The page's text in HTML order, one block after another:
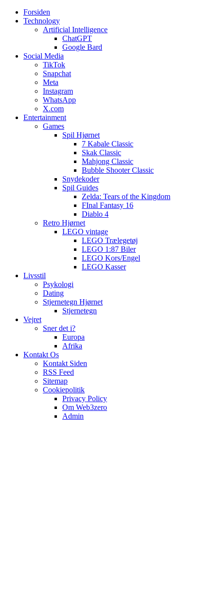
Web3zero.dk
Web3zero.dk
Forsiden
Technology
Artificial Intelligence
ChatGPT
Google Bard
Social Media
TikTok
Snapchat
Meta
Instagram
WhatsApp
X.com
Entertainment
Games
Spil Hjørnet
7 Kabale Classic
Skak Classic
Mahjong Classic
Bubble Shooter Classic
Snydekoder
Spil Guides
Zelda: Tears of the Kingdom
FInal Fantasy 16
Diablo 4
Retro Hjørnet
LEGO vintage
LEGO Trælegetøj
LEGO 1:87 Biler
LEGO Kors/Engel
LEGO Kasser
Livsstil
Psykologi
Dating
Stjernetegn Hjørnet
Stjernetegn
Vejret
Sner det i?
Europa
Afrika
Kontakt Os
Kontakt Siden
RSS Feed
Sitemap
Cookiepolitik
Privacy Policy
Om Web3zero
Admin